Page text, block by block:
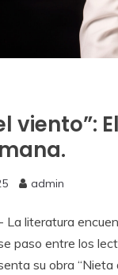
viento”:
admin
La literatura
paso entre los
su obra